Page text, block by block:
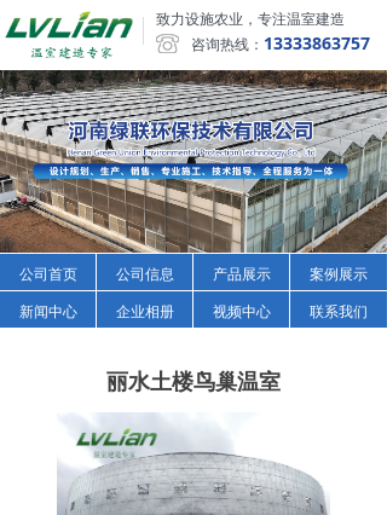
致力设施农业，专注温室建造
咨询热线： 13333863757
公司首页 公司信息 产品展示
案例展示
新闻中心
企业相册 视频中心 联系我们
丽水土楼鸟巢温室